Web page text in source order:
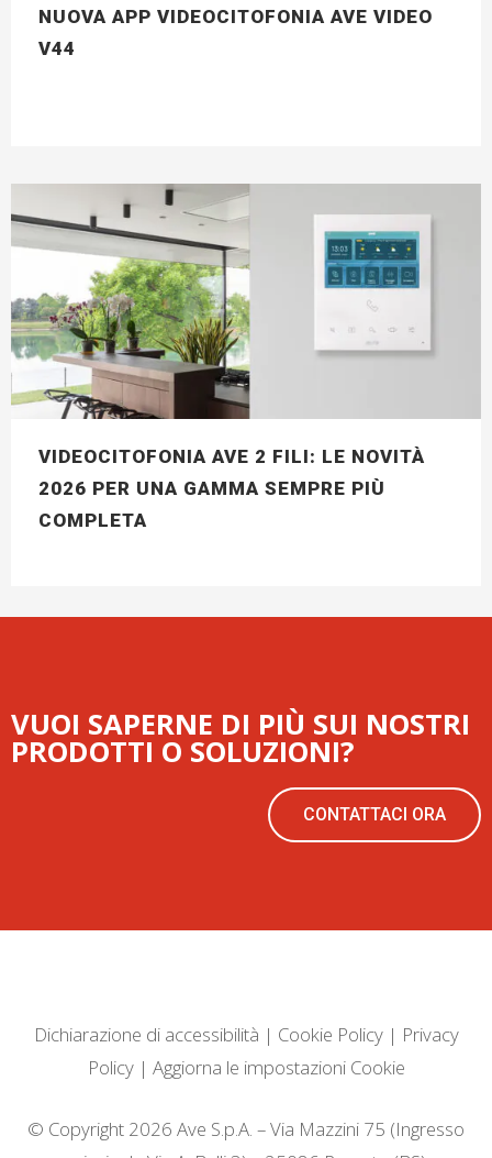
NUOVA APP VIDEOCITOFONIA AVE VIDEO
V44
VIDEOCITOFONIA AVE 2 FILI: LE NOVITÀ
2026 PER UNA GAMMA SEMPRE PIÙ
COMPLETA
VUOI SAPERNE DI PIÙ SUI NOSTRI
PRODOTTI O SOLUZIONI?
CONTATTACI ORA
Dichiarazione di accessibilità | Cookie Policy| Privacy
Policy| Aggiorna le impostazioni Cookie
© Copyright 2026 Ave S.p.A. – Via Mazzini 75 (Ingresso